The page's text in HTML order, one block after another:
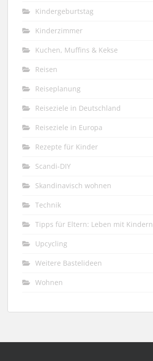
Kindergeburtstag
Kinderzimmer
Kuchen, Muffins & Kekse
Reisen
Reiseplanung
Reiseziele in Deutschland
Reiseziele in Europa
Rezepte für Kinder
Scandi-DIY
Skandinavisch wohnen
Technik
Tipps für Eltern: Leben mit Kindern
Upcycling
Weitere Bastelideen
Wohnen